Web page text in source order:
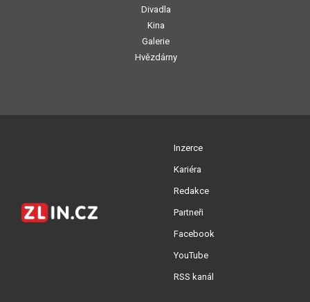
Divadla
Kina
Galerie
Hvězdárny
Inzerce
Kariéra
Redakce
Partneři
Facebook
YouTube
RSS kanál